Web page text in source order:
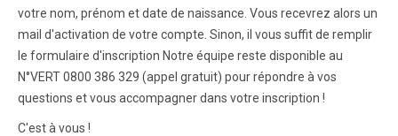
votre nom, prénom et date de naissance. Vous recevrez alors un
mail d'activation de votre compte. Sinon, il vous suffit de remplir
le formulaire d'inscription Notre équipe reste disponible au
N°VERT 0800 386 329 (appel gratuit) pour répondre à vos
questions et vous accompagner dans votre inscription !
C'est à vous !